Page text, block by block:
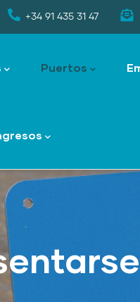
+34 91 435 31 47
Puertos